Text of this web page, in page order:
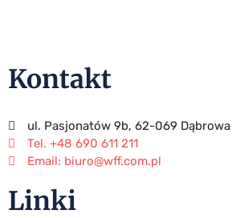
Kontakt
ul. Pasjonatów 9b, 62-069 Dąbrowa
Tel. +48 690 611 211
Email: biuro@wff.com.pl
Linki